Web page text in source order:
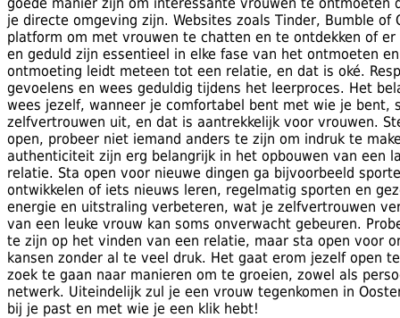
je directe omgeving zijn. Websites zoals Tinder, Bumble of
platform om met vrouwen te chatten en te ontdekken of er
en geduld zijn essentieel in elke fase van het ontmoeten
ontmoeting leidt meteen tot een relatie, en dat is oké.
gevoelens en wees geduldig tijdens het leerproces. Het
wees jezelf, wanneer je comfortabel bent met wie je bent,
zelfvertrouwen uit, en dat is aantrekkelijk voor vrouwen.
open, probeer niet iemand anders te zijn om indruk te
authenticiteit zijn erg belangrijk in het opbouwen van een
relatie. Sta open voor nieuwe dingen ga bijvoorbeeld
ontwikkelen of iets nieuws leren, regelmatig sporten en
energie en uitstraling verbeteren, wat je zelfvertrouwen
van een leuke vrouw kan soms onverwacht gebeuren.
te zijn op het vinden van een relatie, maar sta open voor
kansen zonder al te veel druk. Het gaat erom jezelf open
zoek te gaan naar manieren om te groeien, zowel als
netwerk. Uiteindelijk zul je een vrouw tegenkomen in
bij je past en met wie je een klik hebt!